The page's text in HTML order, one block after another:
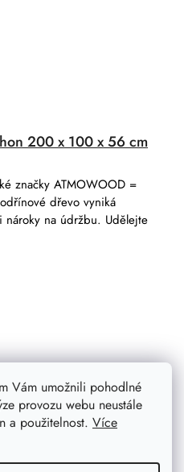
Vám umožnili pohodlné
provozu webu neustále
a použitelnost. Více
200 x 100 x 56 cm
značky ATMOWOOD =
dřevo vyniká
na údržbu. Udělejte